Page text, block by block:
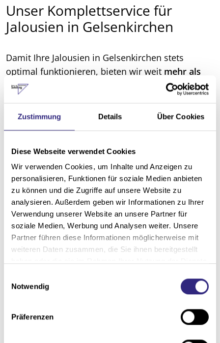
Zustimmung Details Über Cookies
Diese Webseite verwendet Cookies
Wir verwenden Cookies, um Inhalte und Anzeigen zu
personalisieren, Funktionen für soziale Medien anbieten
zu können und die Zugriffe auf unsere Website zu
analysieren. Außerdem geben wir Informationen zu Ihrer
Verwendung unserer Website an unsere Partner für
soziale Medien, Werbung und Analysen weiter. Unsere
Partner führen diese Informationen möglicherweise mit
weiteren Daten zusammen, die Sie ihnen bereitgestellt
Notwendig
Präferenzen
Unser Komplettservice für
Jalousien in Gelsenkirchen
Damit Ihre Jalousien in Gelsenkirchen stets
optimal funktionieren, bieten wir weit mehr als
reine Reparaturdienste
Rundum-
Reinigungenund regelmäßige Wartungen, die die
Elektrische Aufrüstung für maximalen
Komfort: Jalousien bequem per
Knopfdruck steuern
Erhöhen Sie den Komfort Ihrer Jalousien
durcheine elektrische Nachrüstung. Egal ob
Standard- oder Funkmotoren – wir bieten
Lösungen, mit denen Sie Ihre Jalousien
einfachper Schalter oder Fernbedienung
Bedienfreundlichkeit zu genießen.
Premium-Sonnenschutzlösungen von